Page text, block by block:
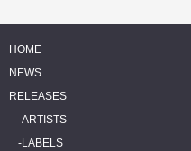
HOME
NEWS
RELEASES
ARTISTS
LABELS